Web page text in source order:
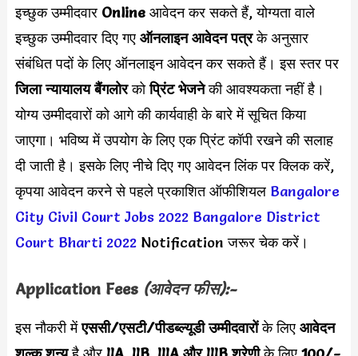
इच्छुक उम्मीदवार Online आवेदन कर सकते हैं, योग्यता वाले
इच्छुक उम्मीदवार दिए गए ऑनलाइन आवेदन पत्रके अनुसार
संबंधित पदों के लिए ऑनलाइन आवेदन कर सकते हैं। इस स्तर पर
जिला न्यायालय बैंगलोरकोप्रिंट भेजनेकी आवश्यकता नहीं है।
योग्य उम्मीदवारों को आगे की कार्यवाही के बारे में सूचित किया
जाएगा। भविष्य में उपयोग के लिए एक प्रिंट कॉपी रखने की सलाह
दी जाती है। इसके लिए नीचे दिए गए आवेदन लिंक पर क्लिक करें,
कृपया आवेदन करने से पहले प्रकाशित ऑफीशियल Bangalore
City Civil Court Jobs 2022 Bangalore District
Court Bharti 2022Notification जरूर चेक करें।
Application Fees (आवेदन फीस):-
इस नौकरी मेंएससी/एसटी/पीडब्ल्यूडी उम्मीदवारोंके लिए आवेदन